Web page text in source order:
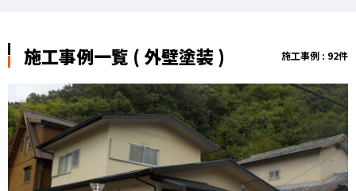
施工事例一覧 ( 外壁塗装 ) 施工事例 : 92件